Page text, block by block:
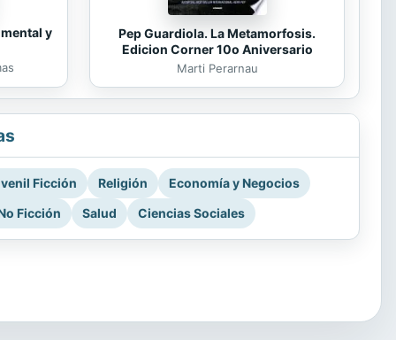
y
Pep Guardiola. La Metamorfosis.
Edicion Corner 10o Aniversario
Marti Perarnau
Ficción Religión
Economía y Negocios
Ficción
Salud Ciencias Sociales